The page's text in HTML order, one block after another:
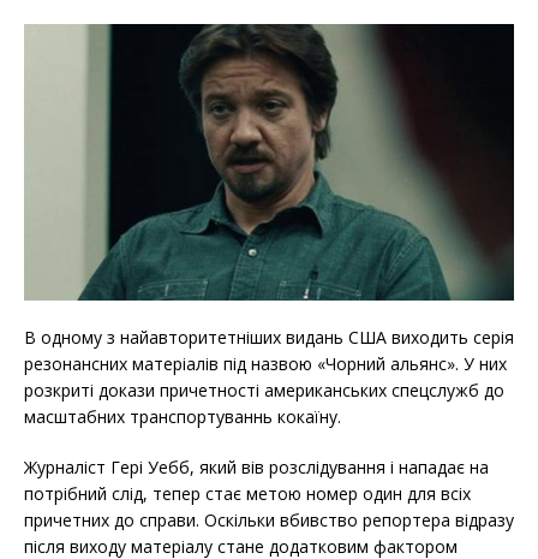
В одному з найавторитетніших видань США виходить серія
резонансних матеріалів під назвою «Чорний альянс». У них
розкриті докази причетності американських спецслужб до
масштабних транспортуваннь кокаїну.
Журналіст Гері Уебб, який вів розслідування і нападає на
потрібний слід, тепер стає метою номер один для всіх
причетних до справи. Оскільки вбивство репортера відразу
після виходу матеріалу стане додатковим фактором